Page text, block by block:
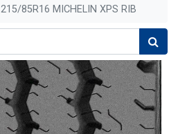
215/85R16 MICHELIN XPS RIB